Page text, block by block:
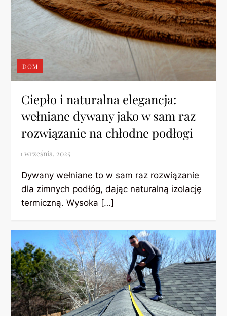
DOM
Ciepło i naturalna elegancja:
wełniane dywany jako w sam raz
rozwiązanie na chłodne podłogi
Dywany wełniane to w sam raz rozwiązanie
dla zimnych podłóg, dając naturalną izolację
termiczną. Wysoka […]